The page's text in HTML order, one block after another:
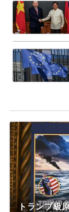
トランプ級